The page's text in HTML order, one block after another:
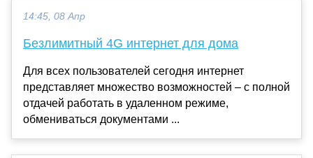
14:45, 08 Апр
Безлимитный 4G интернет для дома
Для всех пользователей сегодня интернет
представляет множество возможностей – с полной
отдачей работать в удаленном режиме,
обмениваться документами ...